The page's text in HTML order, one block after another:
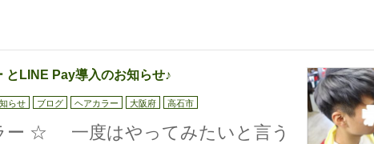
とLINE Pay導入のお知らせ♪
らせ ブログ ヘアカラー 大阪府 高石市
ー ☆ 一度はやってみたいと言う